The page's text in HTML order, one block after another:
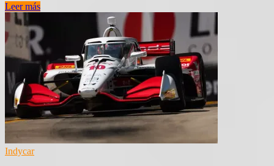
IndyCar
Detroit:
Palou
gana
con
su
mejor
versión
en
una
carrera
de
estrategia
y
suerte
Leer más
Indycar